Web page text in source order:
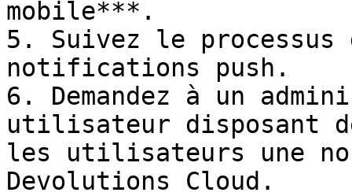
mobile***.
5. Suivez le
notifications push.
6. Demandez à un
utilisateur disposant
les utilisateurs une
Devolutions Cloud.